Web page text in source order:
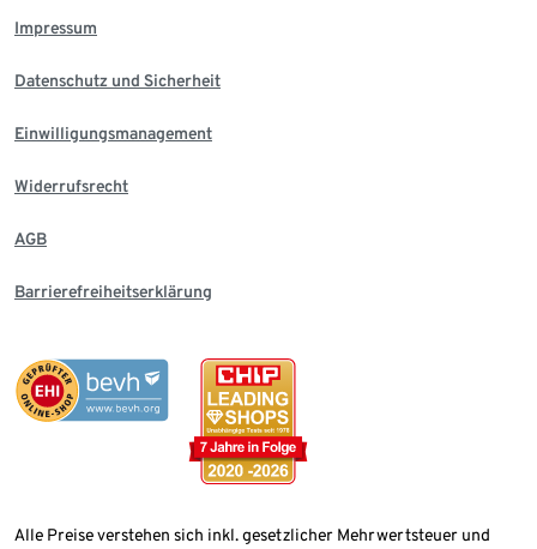
Impressum
Datenschutz und Sicherheit
Einwilligungsmanagement
Widerrufsrecht
AGB
Barrierefreiheitserklärung
Alle Preise verstehen sich inkl. gesetzlicher Mehrwertsteuer und